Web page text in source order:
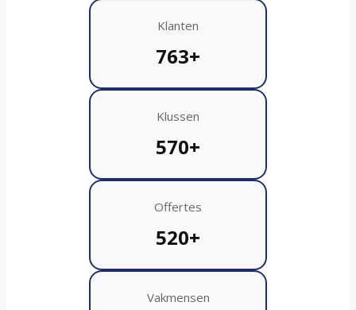
Klanten
763+
Klussen
570+
Offertes
520+
Vakmensen